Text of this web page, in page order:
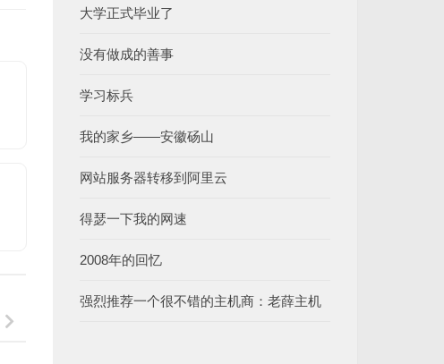
大学正式毕业了
没有做成的善事
学习标兵
我的家乡——安徽砀山
网站服务器转移到阿里云
得瑟一下我的网速
2008年的回忆
强烈推荐一个很不错的主机商：老薛主机